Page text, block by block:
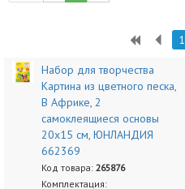
1
Набор для творчества
Картина из цветного песка,
В Африке, 2
самоклеящиеся основы
20х15 см, ЮНЛАНДИЯ
662369
Код товара: 265876
Комплектация: